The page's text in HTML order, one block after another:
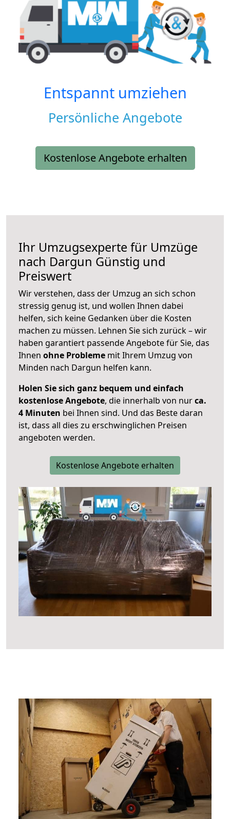
Entspannt umziehen
Persönliche Angebote
Kostenlose Angebote erhalten
Ihr Umzugsexperte für Umzüge
nach Dargun Günstig und
Preiswert
Wir verstehen, dass der Umzug an sich schon
stressig genug ist, und wollen Ihnen dabei
helfen, sich keine Gedanken über die Kosten
machen zu müssen. Lehnen Sie sich zurück – wir
haben garantiert passende Angebote für Sie, das
Ihnen ohne Probleme mit Ihrem Umzug von
Minden nach Dargun helfen kann.
Holen Sie sich ganz bequem und einfach
kostenlose Angebote, die innerhalb von nurca.
4 Minuten bei Ihnen sind. Und das Beste daran
ist, dass all dies zu erschwinglichen Preisen
angeboten werden.
Kostenlose Angebote erhalten